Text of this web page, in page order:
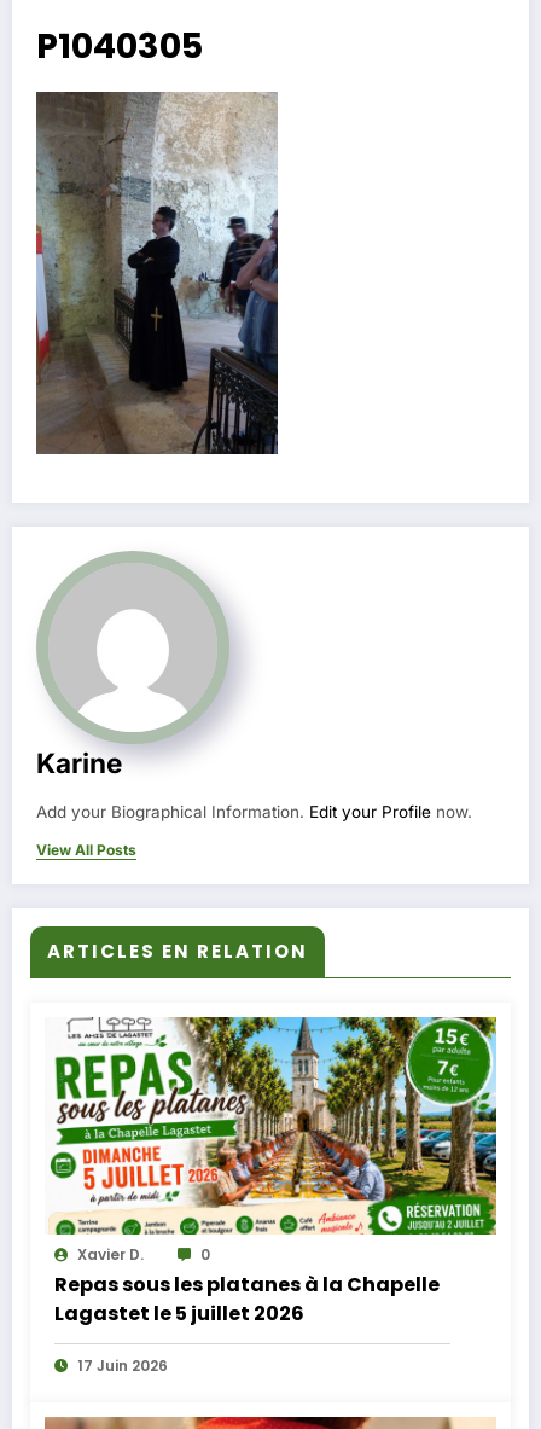
P1040305
Karine
Add your Biographical Information. Edit your Profile now.
View All Posts
ARTICLES EN RELATION
Xavier D. 0
Repas sous les platanes à la Chapelle
Lagastet le 5 juillet 2026
17 Juin 2026